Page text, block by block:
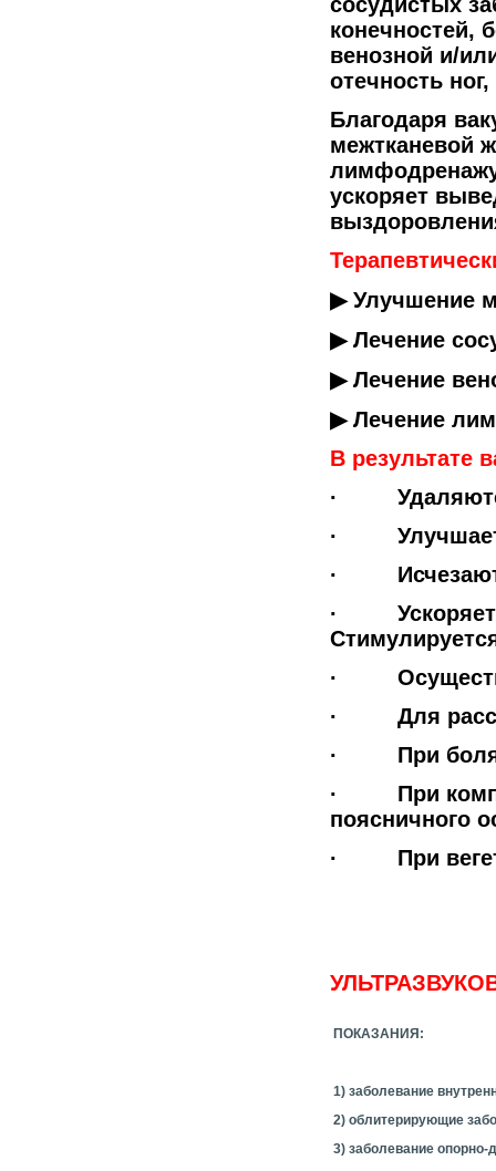
конечностей,
венозной и/
отечность
Благодаря
межтканевой
ускоряет
▶ Улучшение
▶ Лечение
▶ Лечение
▶ Лечение
В результате
· Удаляются
·
· Исчезают
·
·
· Для
· При болях
· При
поясничного
· При
ПОКАЗАНИЯ:
1) заболевание
2) облитерирующие
3) заболевание опорно-